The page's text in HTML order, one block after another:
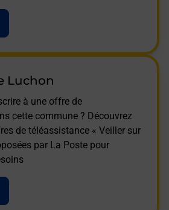
Luchon
à une offre de
cette commune ? Découvrez
de téléassistance « Veiller sur
par La Poste pour